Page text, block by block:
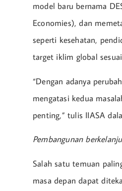
model baru bernama
Economies), dan
seperti kesehatan,
target iklim global
“Dengan adanya
mengatasi kedua
penting,” tulis IIASA
Pembangunan
Salah satu temuan
masa depan dapat